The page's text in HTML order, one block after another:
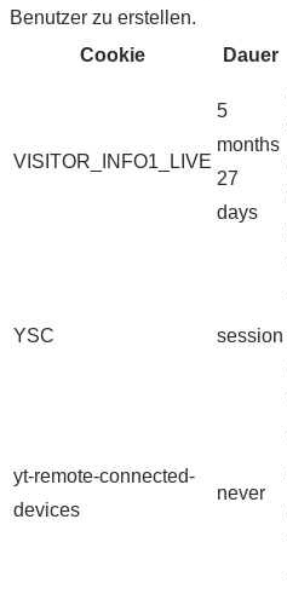
Benutzer zu erstellen.
Cookie
Dauer
VISITOR_INFO1_LIVE
5
months
27
days
YSC session
yt-remote-connected-
devices
never